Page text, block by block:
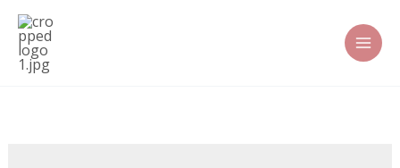
Zum
Inhalt
springen